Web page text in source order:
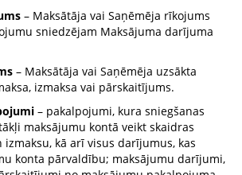
– Maksātāja vai Saņēmēja rīkojums
sniedzējam Maksājuma darījuma
– Maksātāja vai Saņēmēja uzsākta
izmaksa vai pārskaitījums.
– pakalpojumi, kura sniegšanas
maksājumu kontā veikt skaidras
kā arī visus darījumus, kas
konta pārvaldību; maksājumu darījumi,